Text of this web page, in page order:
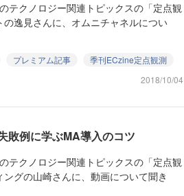
テクノロジー関連トピックスの「定点観
逸見さんに、オムニチャネルについ
プレミアム記事
季刊ECzine定点観測
2018/10/04
敗例に学ぶMA導入のコツ
テクノロジー関連トピックスの「定点観
グの山崎さんに、動画について聞き